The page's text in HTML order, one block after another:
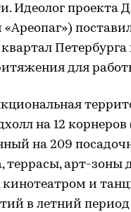
Идеолог
Петербурга
для
на 12
на 209
террасы, арт-зоны
кинотеатром и
в летний период